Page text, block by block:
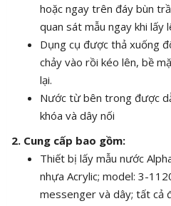
hoặc ngay trên đáy bùn
quan sát mẫu ngay khi lấy
Dụng cụ được thả xuống
chảy vào rồi kéo lên, bề
lại.
Nước từ bên trong được
khóa và dây nối
2. Cung cấp bao gồm:
Thiết bị lấy mẫu nước
nhựa Acrylic; model: 3-
messenger và dây; tất cả